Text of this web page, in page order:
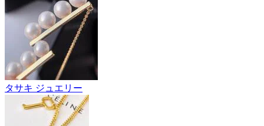
タサキ ジュエリー